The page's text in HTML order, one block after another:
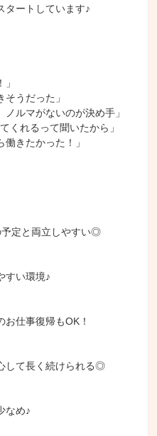
タートしています♪
そうだった」
ノルマがないのが決め手」
くれるって聞いたから」
働きたかった！」
予定と両立しやすい◎
すい環境♪
仕事復帰もOK！
して長く続けられる◎
なめ♪